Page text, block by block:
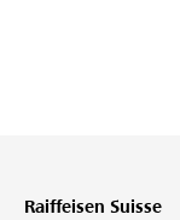
Raiffeisen Suisse